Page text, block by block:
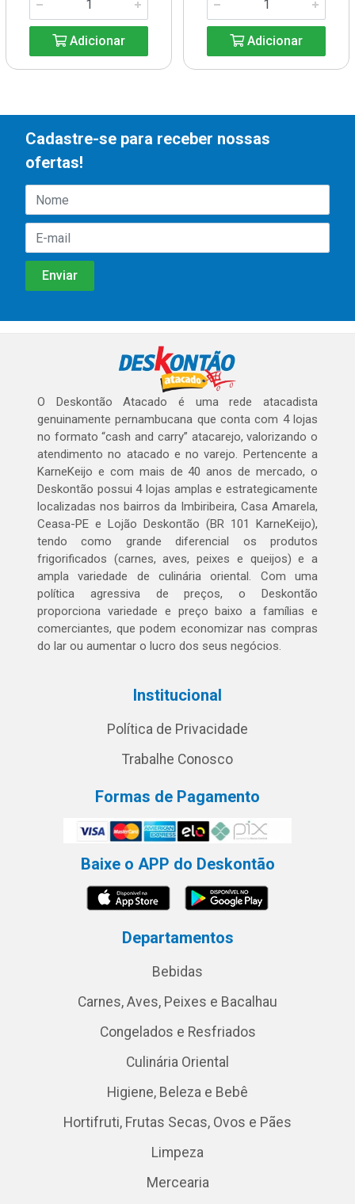
Adicionar Adicionar
Cadastre-se para receber nossas
ofertas!
O Deskontão Atacado é uma rede atacadista
genuinamente pernambucana que conta com 4 lojas
no formato “cash and carry” atacarejo, valorizando o
atendimento no atacado e no varejo. Pertencente a
KarneKeijo e com mais de 40 anos de mercado, o
Deskontão possui 4 lojas amplas e estrategicamente
localizadas nos bairros da Imbiribeira, Casa Amarela,
Ceasa-PE e Lojão Deskontão (BR 101 KarneKeijo),
tendo como grande diferencial os produtos
frigorificados (carnes, aves, peixes e queijos) e a
ampla variedade de culinária oriental. Com uma
política agressiva de preços, o Deskontão
proporciona variedade e preço baixo a famílias e
comerciantes, que podem economizar nas compras
do lar ou aumentar o lucro dos seus negócios.
Institucional
Política de Privacidade
Trabalhe Conosco
Formas de Pagamento
Baixe o APP do Deskontão
Departamentos
Bebidas
Carnes, Aves, Peixes e Bacalhau
Congelados e Resfriados
Culinária Oriental
Higiene, Beleza e Bebê
Hortifruti, Frutas Secas, Ovos e Pães
Limpeza
Mercearia